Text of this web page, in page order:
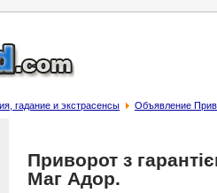
гадание и экстрасенсы Объявление
Приворот з
Маг Адор.